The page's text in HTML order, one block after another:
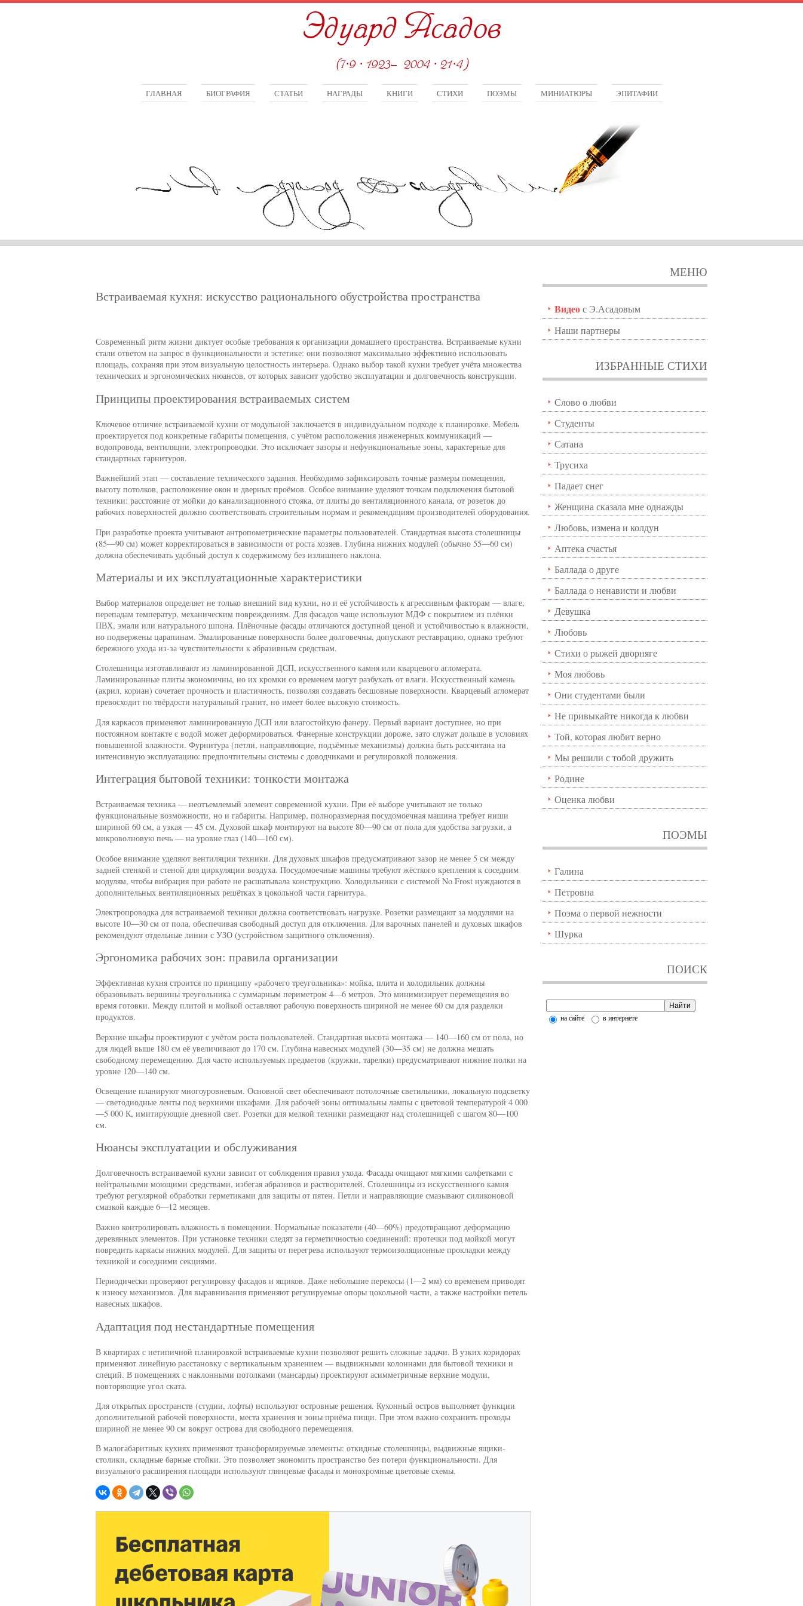
Эдуард Асадов
(7·9 · 1923—2004 · 21·4)
ГЛАВНАЯ БИОГРАФИЯ СТАТЬИ НАГРАДЫ КНИГИ СТИХИ ПОЭМЫ МИНИАТЮРЫ ЭПИТАФИИ
МЕНЮ
Видеос Э.Асадовым
Наши партнеры
ИЗБРАННЫЕ СТИХИ
Слово о любви
Студенты
Сатана
Трусиха
Падает снег
Женщина сказала мне однажды
Любовь, измена и колдун
Аптека счастья
Баллада о друге
Баллада о ненависти и любви
Девушка
Любовь
Стихи о рыжей дворняге
Моя любовь
Они студентами были
Не привыкайте никогда к любви
Той, которая любит верно
Мы решили с тобой дружить
Родине
Оценка любви
ПОЭМЫ
Галина
Петровна
Поэма о первой нежности
Шурка
ПОИСК
на сайте в интернете
Встраиваемая кухня: искусство рационального обустройства пространства
Современный ритм жизни диктует особые требования к организации домашнего пространства. Встраиваемые кухни
стали ответом на запрос в функциональности и эстетике: они позволяют максимально эффективно использовать
площадь, сохраняя при этом визуальную целостность интерьера. Однако выбор такой кухни требует учёта множества
технических и эргономических нюансов, от которых зависит удобство эксплуатации и долговечность конструкции.
Принципы проектирования встраиваемых систем
Ключевое отличие встраиваемой кухни от модульной заключается в индивидуальном подходе к планировке. Мебель
проектируется под конкретные габариты помещения, с учётом расположения инженерных коммуникаций —
водопровода, вентиляции, электропроводки. Это исключает зазоры и нефункциональные зоны, характерные для
стандартных гарнитуров.
Важнейший этап — составление технического задания. Необходимо зафиксировать точные размеры помещения,
высоту потолков, расположение окон и дверных проёмов. Особое внимание уделяют точкам подключения бытовой
техники: расстояние от мойки до канализационного стояка, от плиты до вентиляционного канала, от розеток до
рабочих поверхностей должно соответствовать строительным нормам и рекомендациям производителей оборудования.
При разработке проекта учитывают антропометрические параметры пользователей. Стандартная высота столешницы
(85—90 см) может корректироваться в зависимости от роста хозяев. Глубина нижних модулей (обычно 55—60 см)
должна обеспечивать удобный доступ к содержимому без излишнего наклона.
Материалы и их эксплуатационные характеристики
Выбор материалов определяет не только внешний вид кухни, но и её устойчивость к агрессивным факторам — влаге,
перепадам температур, механическим повреждениям. Для фасадов чаще используют МДФ с покрытием из плёнки
ПВХ, эмали или натурального шпона. Плёночные фасады отличаются доступной ценой и устойчивостью к влажности,
но подвержены царапинам. Эмалированные поверхности более долговечны, допускают реставрацию, однако требуют
бережного ухода из-за чувствительности к абразивным средствам.
Столешницы изготавливают из ламинированной ДСП, искусственного камня или кварцевого агломерата.
Ламинированные плиты экономичны, но их кромки со временем могут разбухать от влаги. Искусственный камень
(акрил, кориан) сочетает прочность и пластичность, позволяя создавать бесшовные поверхности. Кварцевый агломерат
превосходит по твёрдости натуральный гранит, но имеет более высокую стоимость.
Для каркасов применяют ламинированную ДСП или влагостойкую фанеру. Первый вариант доступнее, но при
постоянном контакте с водой может деформироваться. Фанерные конструкции дороже, зато служат дольше в условиях
повышенной влажности. Фурнитура (петли, направляющие, подъёмные механизмы) должна быть рассчитана на
интенсивную эксплуатацию: предпочтительны системы с доводчиками и регулировкой положения.
Интеграция бытовой техники: тонкости монтажа
Встраиваемая техника — неотъемлемый элемент современной кухни. При её выборе учитывают не только
функциональные возможности, но и габариты. Например, полноразмерная посудомоечная машина требует ниши
шириной 60 см, а узкая — 45 см. Духовой шкаф монтируют на высоте 80—90 см от пола для удобства загрузки, а
микроволновую печь — на уровне глаз (140—160 см).
Особое внимание уделяют вентиляции техники. Для духовых шкафов предусматривают зазор не менее 5 см между
задней стенкой и стеной для циркуляции воздуха. Посудомоечные машины требуют жёсткого крепления к соседним
модулям, чтобы вибрация при работе не расшатывала конструкцию. Холодильники с системой No Frost нуждаются в
дополнительных вентиляционных решётках в цокольной части гарнитура.
Электропроводка для встраиваемой техники должна соответствовать нагрузке. Розетки размещают за модулями на
высоте 10—30 см от пола, обеспечивая свободный доступ для отключения. Для варочных панелей и духовых шкафов
рекомендуют отдельные линии с УЗО (устройством защитного отключения).
Эргономика рабочих зон: правила организации
Эффективная кухня строится по принципу «рабочего треугольника»: мойка, плита и холодильник должны
образовывать вершины треугольника с суммарным периметром 4—6 метров. Это минимизирует перемещения во
время готовки. Между плитой и мойкой оставляют рабочую поверхность шириной не менее 60 см для разделки
продуктов.
Верхние шкафы проектируют с учётом роста пользователей. Стандартная высота монтажа — 140—160 см от пола, но
для людей выше 180 см её увеличивают до 170 см. Глубина навесных модулей (30—35 см) не должна мешать
свободному перемещению. Для часто используемых предметов (кружки, тарелки) предусматривают нижние полки на
уровне 120—140 см.
Освещение планируют многоуровневым. Основной свет обеспечивают потолочные светильники, локальную подсветку
— светодиодные ленты под верхними шкафами. Для рабочей зоны оптимальны лампы с цветовой температурой 4 000
—5 000 К, имитирующие дневной свет. Розетки для мелкой техники размещают над столешницей с шагом 80—100
см.
Нюансы эксплуатации и обслуживания
Долговечность встраиваемой кухни зависит от соблюдения правил ухода. Фасады очищают мягкими салфетками с
нейтральными моющими средствами, избегая абразивов и растворителей. Столешницы из искусственного камня
требуют регулярной обработки герметиками для защиты от пятен. Петли и направляющие смазывают силиконовой
смазкой каждые 6—12 месяцев.
Важно контролировать влажность в помещении. Нормальные показатели (40—60%) предотвращают деформацию
деревянных элементов. При установке техники следят за герметичностью соединений: протечки под мойкой могут
повредить каркасы нижних модулей. Для защиты от перегрева используют термоизоляционные прокладки между
техникой и соседними секциями.
Периодически проверяют регулировку фасадов и ящиков. Даже небольшие перекосы (1—2 мм) со временем приводят
к износу механизмов. Для выравнивания применяют регулируемые опоры цокольной части, а также настройки петель
навесных шкафов.
Адаптация под нестандартные помещения
В квартирах с нетипичной планировкой встраиваемые кухни позволяют решить сложные задачи. В узких коридорах
применяют линейную расстановку с вертикальным хранением — выдвижными колоннами для бытовой техники и
специй. В помещениях с наклонными потолками (мансарды) проектируют асимметричные верхние модули,
повторяющие угол ската.
Для открытых пространств (студии, лофты) используют островные решения. Кухонный остров выполняет функции
дополнительной рабочей поверхности, места хранения и зоны приёма пищи. При этом важно сохранить проходы
шириной не менее 90 см вокруг острова для свободного перемещения.
В малогабаритных кухнях применяют трансформируемые элементы: откидные столешницы, выдвижные ящики-
столики, складные барные стойки. Это позволяет экономить пространство без потери функциональности. Для
визуального расширения площади используют глянцевые фасады и монохромные цветовые схемы.